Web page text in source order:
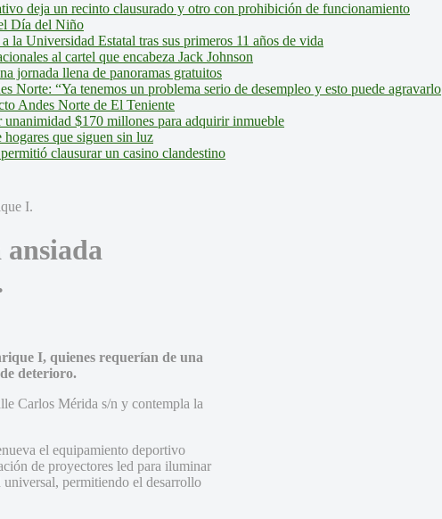
deja un recinto clausurado y otro con prohibición de funcionamiento
Día del Niño
Universidad Estatal tras sus primeros 11 años de vida
al cartel que encabeza Jack Johnson
jornada llena de panoramas gratuitos
Norte: “Ya tenemos un problema serio de desempleo y esto puede agravarlo
Andes Norte de El Teniente
$170 millones para adquirir inmueble
que siguen sin luz
clausurar un casino clandestino
I, quienes requerían de una
deterioro.
Carlos Mérida s/n y contempla la
el equipamiento deportivo
de proyectores led para iluminar
permitiendo el desarrollo